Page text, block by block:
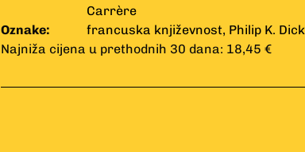
Carrère
Oznake:
francuska književnost, Philip K. Dick
Najniža cijena u prethodnih 30 dana: 18,45 €